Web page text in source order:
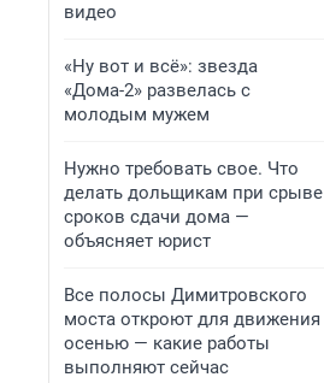
видео
«Ну вот и всё»: звезда
«Дома-2» развелась с
молодым мужем
Нужно требовать свое. Что
делать дольщикам при срыве
сроков сдачи дома —
объясняет юрист
Все полосы Димитровского
моста откроют для движения
осенью — какие работы
выполняют сейчас